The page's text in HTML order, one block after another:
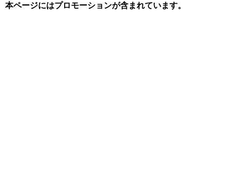
本ページにはプロモーションが含まれています。